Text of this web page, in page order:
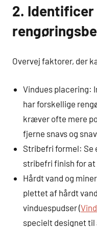
2. Identificer
Overvej faktorer, der
Vindues placering:
har forskellige
kræver ofte mere
fjerne snavs og
Stribefri formel: Se
stribefri finish for
Hårdt vand og
plettet af hårdt
vinduespudser (
specielt designet til